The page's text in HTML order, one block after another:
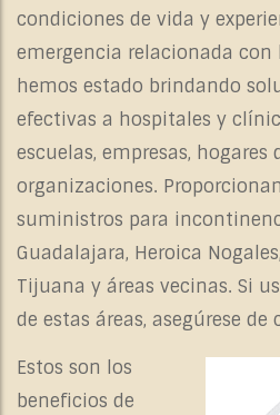
condiciones de vida y
emergencia relacionada con
hemos estado brindando
efectivas a hospitales y
escuelas, empresas,
organizaciones.
suministros para
Guadalajara, Heroica
Tijuana y áreas vecinas. Si
de estas áreas, asegúrese
Estos son los
beneficios de